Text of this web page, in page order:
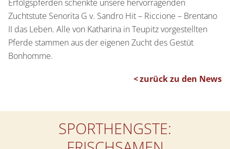
Erfolgspferden schenkte unsere hervorragenden
Zuchtstute Senorita G v. Sandro Hit – Riccione – Brentano
II das Leben. Alle von Katharina in Teupitz vorgestellten
Pferde stammen aus der eigenen Zucht des Gestüt
Bonhomme.
zurück zu den News
SPORTHENGSTE: